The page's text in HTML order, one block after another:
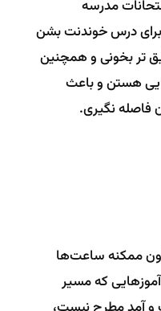
مدرسه
درس خوندنت بشن
تر بخونی و همچنین
هستن و باعث
نگیری.
ممکنه ساعت‌ها
که مسیر